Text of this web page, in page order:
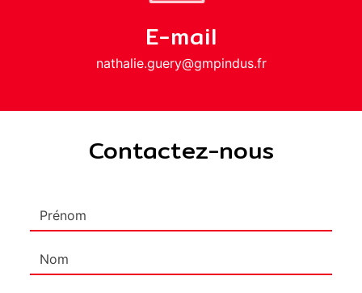
E-mail
nathalie.guery@gmpindus.fr
Contactez-nous